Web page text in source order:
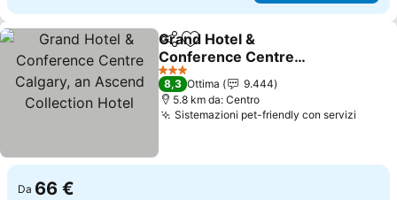
CondividiAggiungi ai preferiti
Grand Hotel &
Conference Centre
Calgary, an Ascend
Collection Hotel
Scopri i prezzi
3 Stelle
8,3 Ottima
9.444
5.8 km da: Centro
Sistemazioni pet-friendly con servizi
Da 66 €